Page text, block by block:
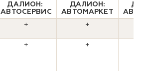
ДАЛИОН:
АВТОСЕРВИС
ДАЛИОН:
АВТОМАРКЕТ
+ +
+ +